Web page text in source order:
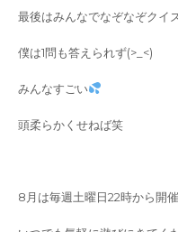
最後はみんなでなぞなぞクイ
僕は1問も答えられず(>_<)
みんなすごい
頭柔らかくせねば笑
8月は毎週土曜日22時から開